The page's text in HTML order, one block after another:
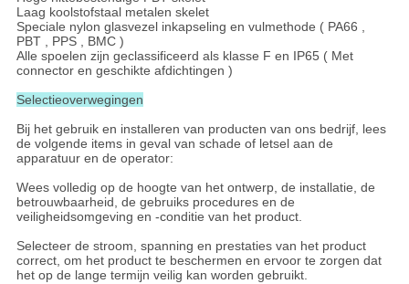
Laag koolstofstaal metalen skelet
Speciale nylon glasvezel inkapseling en vulmethode ( PA66 ,
PBT , PPS , BMC )
Alle spoelen zijn geclassificeerd als klasse F en IP65 ( Met
connector en geschikte afdichtingen )
Selectieoverwegingen
Bij het gebruik en installeren van producten van ons bedrijf, lees
de volgende items in geval van schade of letsel aan de
apparatuur en de operator:
Wees volledig op de hoogte van het ontwerp, de installatie, de
betrouwbaarheid, de gebruiks procedures en de
veiligheidsomgeving en -conditie van het product.
Selecteer de stroom, spanning en prestaties van het product
correct, om het product te beschermen en ervoor te zorgen dat
het op de lange termijn veilig kan worden gebruikt.